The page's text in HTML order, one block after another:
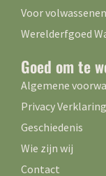
Voor
Werelderfgoed
Goed om te
Algemene
Privacy Verklaring
Geschiedenis
Wie zijn wij
Contact